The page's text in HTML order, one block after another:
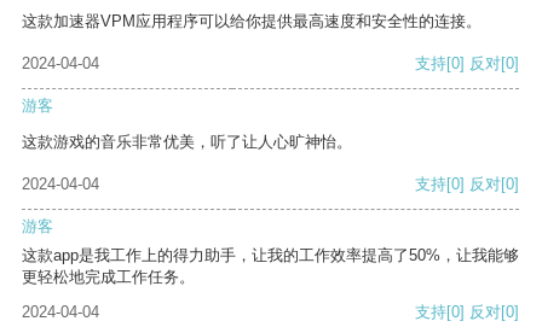
这款加速器VPM应用程序可以给你提供最高速度和安全性的连接。
2024-04-04 支持[0] 反对[0]
游客
这款游戏的音乐非常优美，听了让人心旷神怡。
2024-04-04 支持[0] 反对[0]
游客
这款app是我工作上的得力助手，让我的工作效率提高了50%，让我能够
更轻松地完成工作任务。
2024-04-04
支持[0] 反对[0]